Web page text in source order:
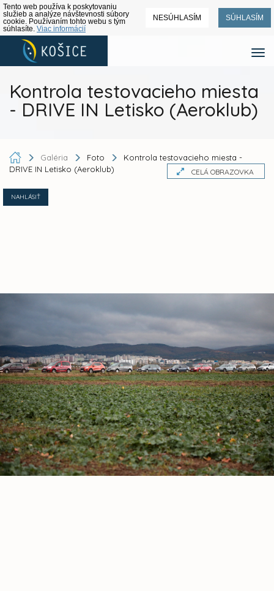
Tento web používa k poskytovaniu
služieb a analýze návštevnosti súbory
cookie. Používaním tohto webu s tým
súhlasíte. Viac informácií
NESÚHLASÍM SÚHLASÍM
Kontrola testovacieho miesta
- DRIVE IN Letisko (Aeroklub)
Galéria Foto
Kontrola testovacieho miesta -
DRIVE IN Letisko (Aeroklub)
CELÁ OBRAZOVKA
NAHLÁSIŤ